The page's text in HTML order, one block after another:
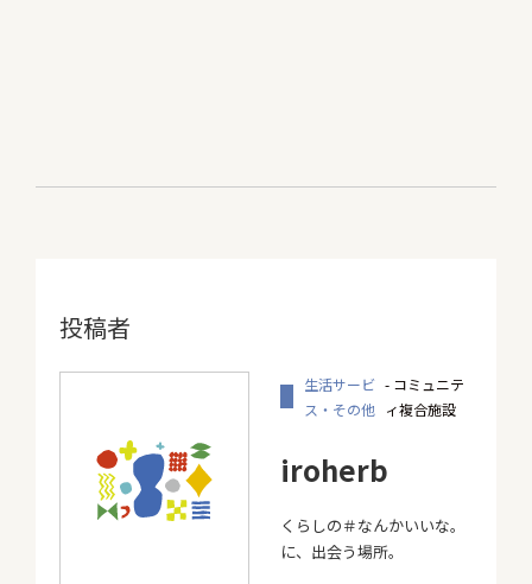
投稿者
iroherb
生活サービ
ス・その他
- コミュニテ
ィ複合施設
くらしの＃なんかいいな。
に、出会う場所。